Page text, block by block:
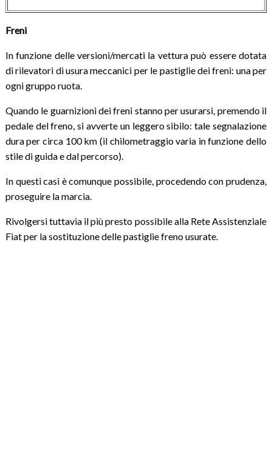
Freni
In funzione delle versioni/mercati la vettura può essere dotata
di rilevatori di usura meccanici per le pastiglie dei freni: una per
ogni gruppo ruota.
Quando le guarnizioni dei freni stanno per usurarsi, premendo il
pedale del freno, si avverte un leggero sibilo: tale segnalazione
dura per circa 100 km (il chilometraggio varia in funzione dello
stile di guida e dal percorso).
In questi casi è comunque possibile, procedendo con prudenza,
proseguire la marcia.
Rivolgersi tuttavia il più presto possibile alla Rete Assistenziale
Fiat per la sostituzione delle pastiglie freno usurate.